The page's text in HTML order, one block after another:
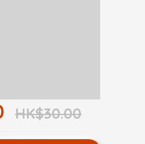
HK$30.00